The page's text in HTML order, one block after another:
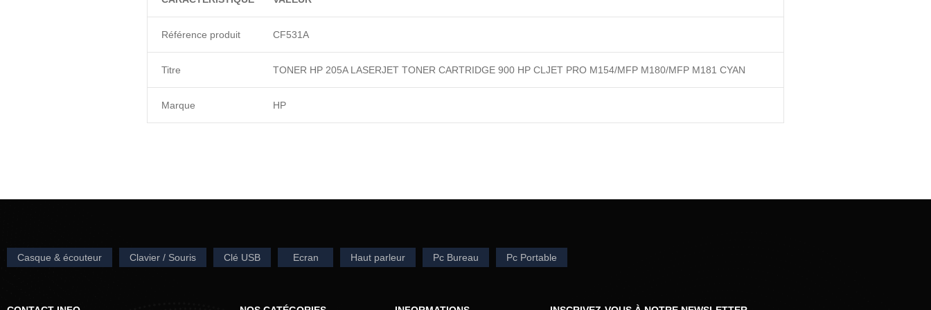
Référence produit CF531A
Titre TONER HP 205A LASERJET TONER CARTRIDGE 900 HP CLJET PRO M154/MFP M180/MFP M181 CYAN
Marque HP
Casque & écouteur Clavier / Souris Clé USB Ecran Haut parleur Pc Bureau Pc Portable